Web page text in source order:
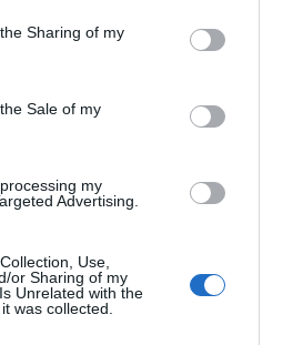
Sharing of my
Sale of my
my
Advertising.
Use,
or Sharing of my
Unrelated with the
was collected.
i el tercer trimestre
interanual del 3,8%,
del comerç a l'engròs i
de motor i pels serveis
i les activitats
i tècniques.
com a font preferida de
gratuïta
les últimes notícies d'actualitat